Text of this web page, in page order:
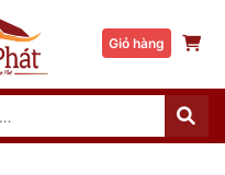
Giỏ hàng